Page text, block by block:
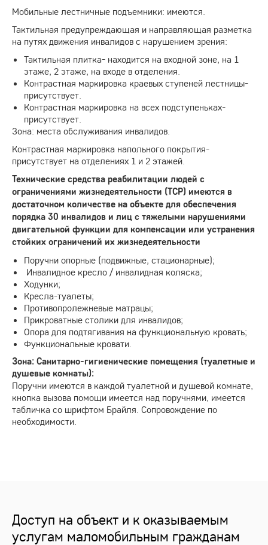
Мобильные лестничные подъемники: имеются.
Тактильная предупреждающая и направляющая разметка
на путях движения инвалидов с нарушением зрения:
Тактильная плитка- находится на входной зоне, на 1
этаже, 2 этаже, на входе в отделения.
Контрастная маркировка краевых ступеней лестницы-
присутствует.
Контрастная маркировка на всех подступеньках-
присутствует.
Зона: места обслуживания инвалидов.
Контрастная маркировка напольного покрытия-
присутствует на отделениях 1 и 2 этажей.
Технические средства реабилитации людей с
ограничениями жизнедеятельности (ТСР) имеются в
достаточном количестве на объекте для обеспечения
порядка 30 инвалидов и лиц с тяжелыми нарушениями
двигательной функции для компенсации или устранения
стойких ограничений их жизнедеятельности
Поручни опорные (подвижные, стационарные);
Инвалидное кресло / инвалидная коляска;
Ходунки;
Кресла-туалеты;
Противопролежневые матрацы;
Прикроватные столики для инвалидов;
Опора для подтягивания на функциональную кровать;
Функциональные кровати.
Зона: Санитарно-гигиенические помещения (туалетные и
душевые комнаты):
Поручни имеются в каждой туалетной и душевой комнате,
кнопка вызова помощи имеется над поручнями, имеется
табличка со шрифтом Брайля. Сопровождение по
необходимости.
Доступ на объект и к оказываемым
услугам маломобильным гражданам